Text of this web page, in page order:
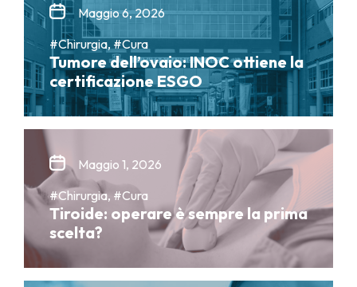
Maggio 6, 2026
#Chirurgia, #Cura
Tumore dell’ovaio: INOC ottiene la
certificazione ESGO
Maggio 1, 2026
#Chirurgia, #Cura
Tiroide: operare è sempre la prima
scelta?